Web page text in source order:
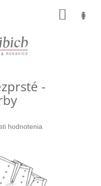
-
hodnotenia